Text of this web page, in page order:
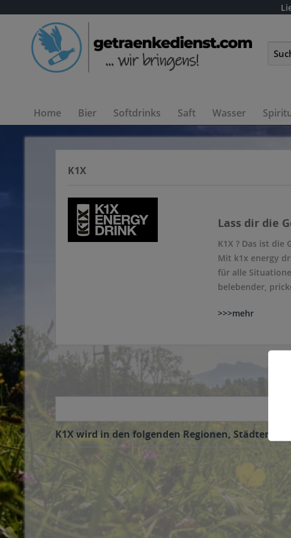
Home Bier Softdrinks Saft Wasser
K1X
Lass dir die
K1X ? Das ist
Mit k1x energy
für alle
belebender,
>>>mehr
K1X wird in den folgenden Regionen, Städten,